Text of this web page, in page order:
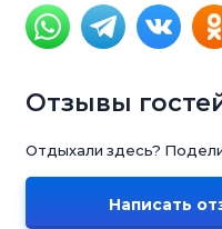
Отзывы
Отдыхали здесь?
Написать